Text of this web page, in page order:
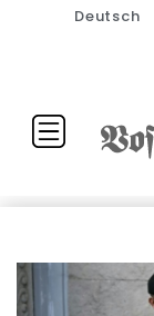
Deutsch